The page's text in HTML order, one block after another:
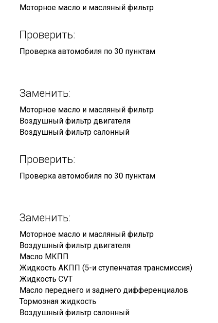
Моторное масло и масляный фильтр
Проверить:
Проверка автомобиля по 30 пунктам
Заменить:
Моторное масло и масляный фильтр
Воздушный фильтр двигателя
Воздушный фильтр салонный
Проверить:
Проверка автомобиля по 30 пунктам
Заменить:
Моторное масло и масляный фильтр
Воздушный фильтр двигателя
Масло МКПП
Жидкость АКПП (5-и ступенчатая трансмиссия)
Жидкость CVT
Масло переднего и заднего дифференциалов
Тормозная жидкость
Воздушный фильтр салонный